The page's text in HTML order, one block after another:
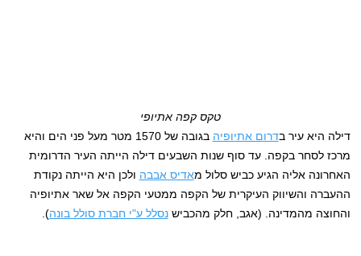
טקס קפה אתיופי
דילה היא עיר בדרום אתיופיה
בגובה של 1570 מטר מעל פני הים והיא
מרכז לסחר בקפה. עד סוף שנות השבעים דילה הייתה העיר הדרומית
האחרונה אליה הגיע כביש סלול מאדיס אבבה ולכן היא הייתה נקודת
ההעברה והשיווק העיקרית של הקפה ממטעי הקפה אל שאר אתיופיה
והחוצה מהמדינה. (אגב, חלק מהכבישנסלל ע"י חברת סולל בונה).